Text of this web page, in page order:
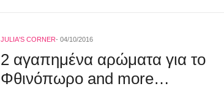
JULIA'S CORNER 04/10/2016
2 αγαπημένα αρώματα για το
Φθινόπωρο and more…